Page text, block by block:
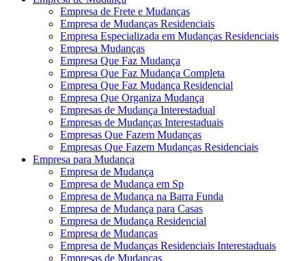
Empresa de Frete e Mudanças
Empresa de Mudanças Residenciais
Empresa Especializada em Mudanças Residenciais
Empresa Mudanças
Empresa Que Faz Mudança
Empresa Que Faz Mudança Completa
Empresa Que Faz Mudança Residencial
Empresa Que Organiza Mudança
Empresas de Mudança Interestadual
Empresas de Mudanças Interestaduais
Empresas Que Fazem Mudanças
Empresas Que Fazem Mudanças Residenciais
Empresa para Mudança
Empresa de Mudança
Empresa de Mudança em Sp
Empresa de Mudança na Barra Funda
Empresa de Mudança para Casas
Empresa de Mudança Residencial
Empresa de Mudanças
Empresa de Mudanças Residenciais Interestaduais
Empresas de Mudanças